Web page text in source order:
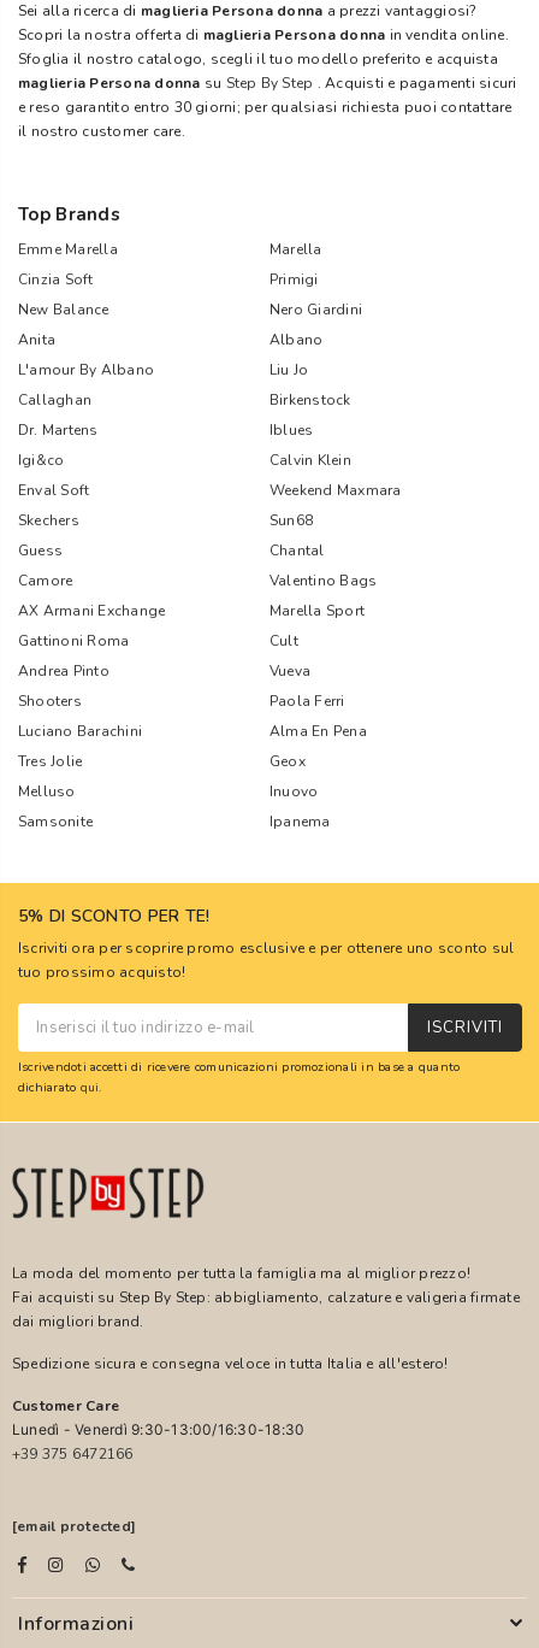
Sei alla ricerca di maglieria Persona donna a prezzi vantaggiosi?
Scopri la nostra offerta di maglieria Persona donna in vendita online.
Sfoglia il nostro catalogo, scegli il tuo modello preferito e acquista
maglieria Persona donna su Step By Step . Acquisti e pagamenti sicuri
e reso garantito entro 30 giorni; per qualsiasi richiesta puoi contattare
il nostro customer care.
Top Brands
Emme Marella
Marella
Cinzia Soft
Primigi
New Balance
Nero Giardini
Anita
Albano
L'amour By Albano
Liu Jo
Callaghan
Birkenstock
Dr. Martens
Iblues
Igi&co
Calvin Klein
Enval Soft
Weekend Maxmara
Skechers
Sun68
Guess
Chantal
Camore
Valentino Bags
AX Armani Exchange
Marella Sport
Gattinoni Roma
Cult
Andrea Pinto
Vueva
Shooters
Paola Ferri
Luciano Barachini
Alma En Pena
Tres Jolie
Geox
Melluso
Inuovo
Samsonite
Ipanema
5% DI SCONTO PER TE!
Iscriviti ora per scoprire promo esclusive e per ottenere uno sconto sul
tuo prossimo acquisto!
ISCRIVITI
Iscrivendoti accetti di ricevere comunicazioni promozionali in base a quanto
dichiarato qui.
La moda del momento per tutta la famiglia ma al miglior prezzo!
Fai acquisti su Step By Step: abbigliamento, calzature e valigeria firmate
dai migliori brand.
Spedizione sicura e consegna veloce in tutta Italia e all'estero!
Customer Care
Lunedì - Venerdì 9:30-13:00/16:30-18:30
+39 375 6472166
[email protected]
Informazioni